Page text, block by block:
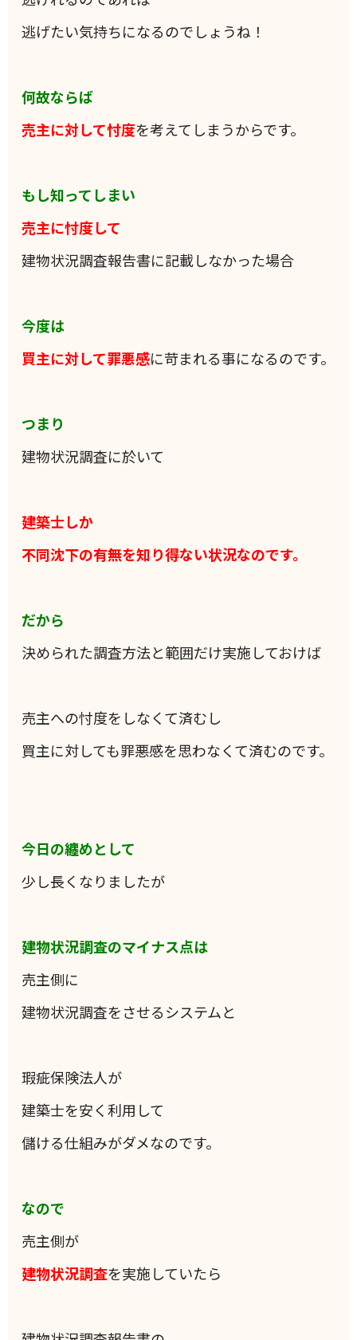
逃げたい気持ちになるのでしょうね！
何故ならば
売主に対して忖度を考えてしまうからです。
もし知ってしまい
売主に忖度して
建物状況調査報告書に記載しなかった場合
今度は
買主に対して罪悪感に苛まれる事になるのです。
つまり
建物状況調査に於いて
建築士しか
不同沈下の有無を知り得ない状況なのです。
だから
決められた調査方法と範囲だけ実施しておけば
売主への忖度をしなくて済むし
買主に対しても罪悪感を思わなくて済むのです。
今日の纏めとして
少し長くなりましたが
建物状況調査のマイナス点は
売主側に
建物状況調査をさせるシステムと
瑕疵保険法人が
建築士を安く利用して
儲ける仕組みがダメなのです。
なので
売主側が
建物状況調査を実施していたら